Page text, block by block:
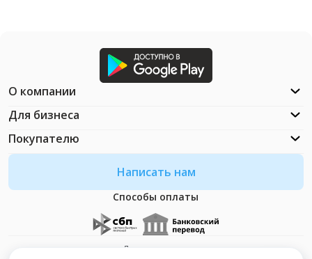
Написать нам
Способы оплаты
О компании
Для бизнеса
Покупателю
Документация